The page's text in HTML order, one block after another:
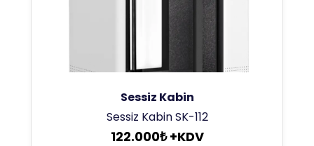
Sessiz Kabin
Sessiz Kabin SK-112
122.000₺ +KDV